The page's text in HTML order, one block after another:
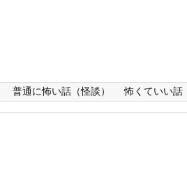
普通に怖い話（怪談） 怖くていい話